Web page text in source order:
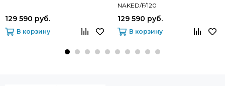
129 590 руб.
В корзину
NAKED/F/120
129 590 руб.
В корзину